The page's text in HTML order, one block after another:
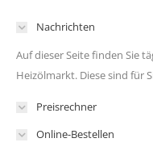
Nachrichten
Auf dieser Seite finden Sie
Heizölmarkt. Diese sind für
Preisrechner
Online-Bestellen